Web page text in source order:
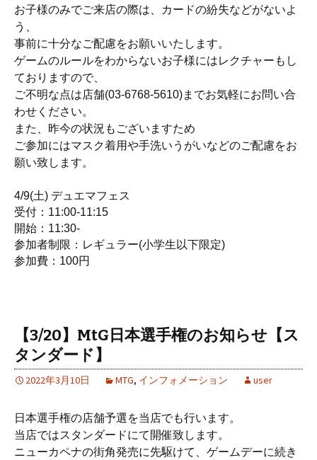
お子様のみでご来店の際は、カードの紛失などがないよ
う、
事前に十分なご配慮をお願いいたします。
ゲームのルールをわからないお子様にはレクチャーもし
ておりますので、
ご不明な点は店舗(03-6768-5610)までお気軽にお問い合
わせください。
また、昨今の状況もございますため
ご参加にはマスク着用や手洗いうがいなどのご配慮をお
願い致します。
4/9(土) デュエマフェス
受付：11:00-11:15
開始：11:30-
参加者制限：レギュラー(小学生以下限定)
参加費：100円
【3/20】MtG日本選手権のお知らせ【ス
タンダード】
2022年3月10日 MTG, インフォメーション user
日本選手権の店舗予選を当店でも行います。
当店ではスタンダードにて開催致します。
ニューカペナの街角発売に先駆けて、ゲームデーに続き